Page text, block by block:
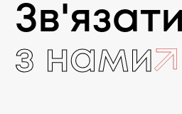
з нами